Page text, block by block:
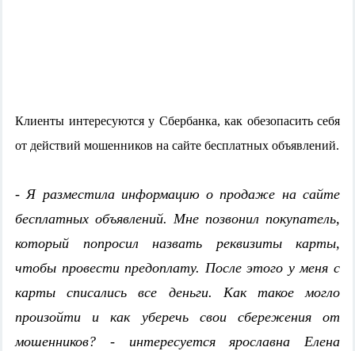
Клиенты интересуются у Сбербанка, как обезопасить себя
от действий мошенников на сайте бесплатных объявлений.
- Я разместила информацию о продаже на сайте
бесплатных объявлений. Мне позвонил покупатель,
который попросил назвать реквизиты карты,
чтобы провести предоплату. После этого у меня с
карты списались все деньги. Как такое могло
произойти и как уберечь свои сбережения от
мошенников? - интересуется ярославна Елена